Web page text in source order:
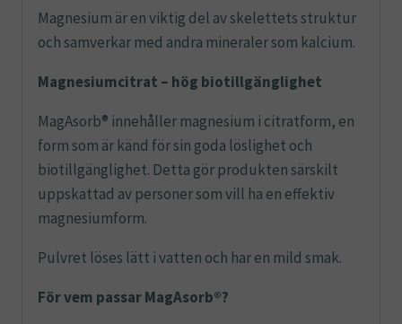
Magnesium är en viktig del av skelettets struktur
och samverkar med andra mineraler som kalcium.
Magnesiumcitrat – hög biotillgänglighet
MagAsorb® innehåller magnesium i citratform, en
form som är känd för sin goda löslighet och
biotillgänglighet. Detta gör produkten särskilt
uppskattad av personer som vill ha en effektiv
magnesiumform.
Pulvret löses lätt i vatten och har en mild smak.
För vem passar MagAsorb®?